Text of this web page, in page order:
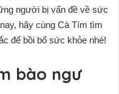
người bị vấn đề về sức
hãy cùng Cà Tím tìm
để bồi bổ sức khỏe nhé!
bào ngư